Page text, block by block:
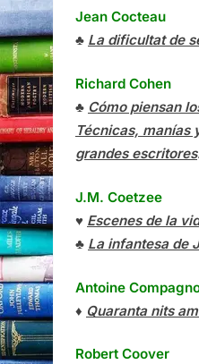
Jean Cocteau
♣ La dificultat de
Richard Cohen
♣ Cómo piensan
Técnicas, manías
grandes escritores.
J.M. Coetzee
♥ Escenes de la
♣ La infantesa de
Antoine
♦ Quaranta nits
Robert Coover